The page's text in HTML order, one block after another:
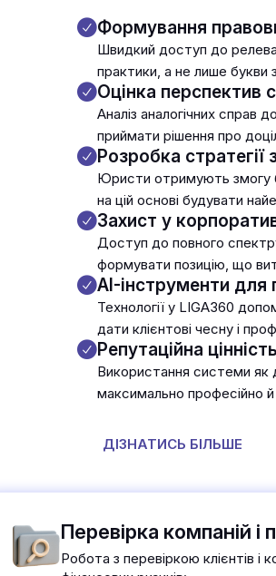
Формування
Швидкий доступ до
практики, а не лише букви
Оцінка перспектив
Аналіз аналогічних справ
приймати рішення про
Розробка стратегії
Юристи отримують змогу
на цій основі будувати
Захист у
Доступ до повного
формувати позицію, що
AI-інструменти для
Технології у LIGA360
дати клієнтові чесну і
Репутаційна
Використання системи як
максимально професійно й
ДІЗНАТИСЬ БІЛЬШЕ
Перевірка компаній і
Робота з перевіркою клієнтів і